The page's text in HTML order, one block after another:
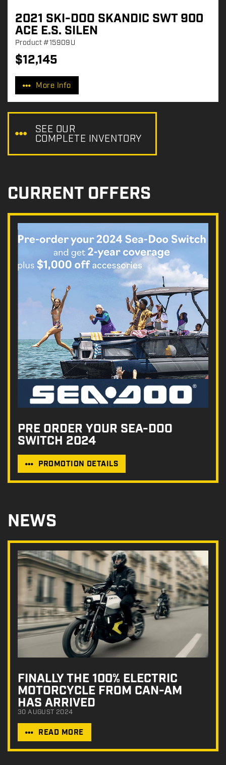
2021 SKI-DOO SKANDIC SWT 900
ACE E.S. SILEN
Product#15909U
P
r
c
$12,145
More Info
SEE OUR
COMPLETE INVENTORY
CURRENT OFFERS
PRE ORDER YOUR SEA-DOO
SWITCH 2024
PROMOTION DETAILS
NEWS
FINALLY THE 100% ELECTRIC
MOTORCYCLE FROM CAN-AM
HAS ARRIVED
30 AUGUST 2024
READ MORE